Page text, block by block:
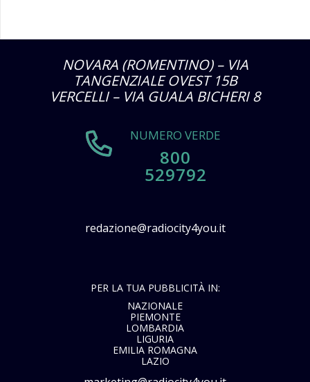
NOVARA (ROMENTINO) – VIA
TANGENZIALE OVEST 15B
VERCELLI – VIA GUALA BICHERI 8
NUMERO VERDE
800
529792
redazione@radiocity4you.it
PER LA TUA PUBBLICITÀ IN:
NAZIONALE
PIEMONTE
LOMBARDIA
LIGURIA
EMILIA ROMAGNA
LAZIO